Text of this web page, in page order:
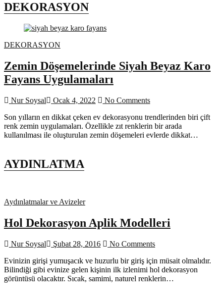
DEKORASYON
DEKORASYON
Zemin Döşemelerinde Siyah Beyaz Karo
Fayans Uygulamaları
Nur Soysal Ocak 4, 2022
No Comments
Son yılların en dikkat çeken ev dekorasyonu trendlerinden biri çift
renk zemin uygulamaları. Özellikle zıt renklerin bir arada
kullanılması ile oluşturulan zemin döşemeleri evlerde dikkat…
AYDINLATMA
Aydınlatmalar ve Avizeler
Hol Dekorasyon Aplik Modelleri
Nur Soysal Şubat 28, 2016
No Comments
Evinizin girişi yumuşacık ve huzurlu bir giriş için müsait olmalıdır.
Bilindiği gibi evinize gelen kişinin ilk izlenimi hol dekorasyon
görüntüsü olacaktır. Sıcak, samimi, naturel renklerin…